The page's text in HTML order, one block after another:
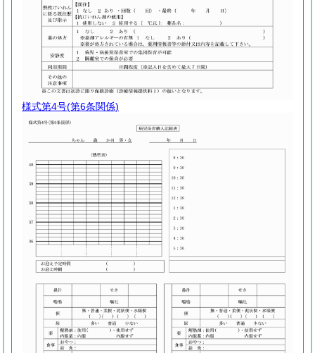
様式第4号(第6条関係)